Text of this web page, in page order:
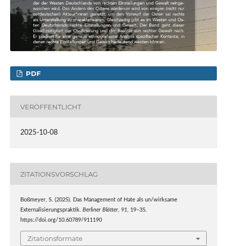
PDF
VERÖFFENTLICHT
2025-10-08
ZITATIONSVORSCHLAG
Boßmeyer, S. (2025). Das Management of Hate als un/wirksame
Externalisierungspraktik. Berliner Blätter, 91, 19–35.
https://doi.org/10.60789/911190
Zitationsformate